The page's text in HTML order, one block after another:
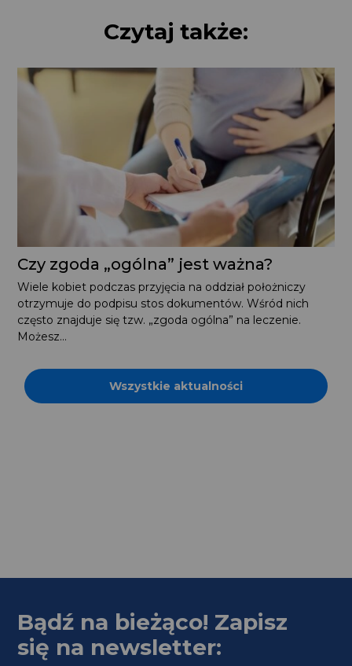
Czytaj także:
Czy zgoda „ogólna” jest ważna?
Wiele kobiet podczas przyjęcia na oddział położniczy
otrzymuje do podpisu stos dokumentów. Wśród nich
często znajduje się tzw. „zgoda ogólna” na leczenie.
Możesz...
Wszystkie aktualności
Bądź na bieżąco! Zapisz
się na newsletter: